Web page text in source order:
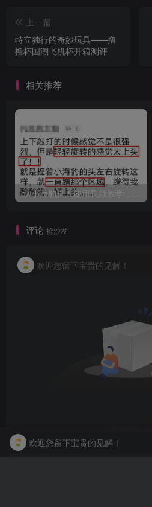
上一篇
特立独行的奇妙玩具——撸
撸杯国潮飞机杯开箱测评
相关推荐
cw小海豹真人使用视频教学，小海豹到底咋用？
评论 抢沙发
欢迎您留下宝贵的见解！
欢迎您留下宝贵的见解！